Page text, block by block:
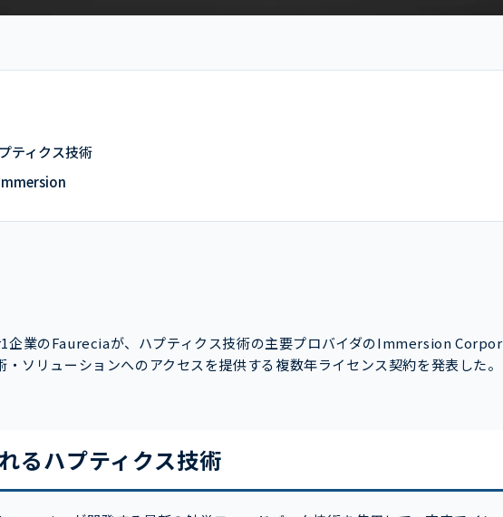
ティクス技術
企業のFaureciaが、ハプティクス技術の主要プロバイダのImmersion Corpor
ソリューションへのアクセスを提供する複数年ライセンス契約を発表した。
るハプティクス技術